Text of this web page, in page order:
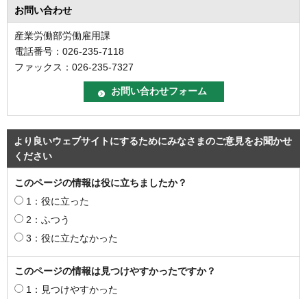
お問い合わせ
産業労働部労働雇用課
電話番号：026-235-7118
ファックス：026-235-7327
より良いウェブサイトにするためにみなさまのご意見をお聞かせ
ください
このページの情報は役に立ちましたか？
1：役に立った
2：ふつう
3：役に立たなかった
このページの情報は見つけやすかったですか？
1：見つけやすかった